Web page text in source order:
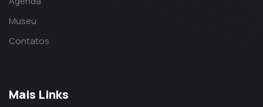
Museu
Contatos
Mais Links